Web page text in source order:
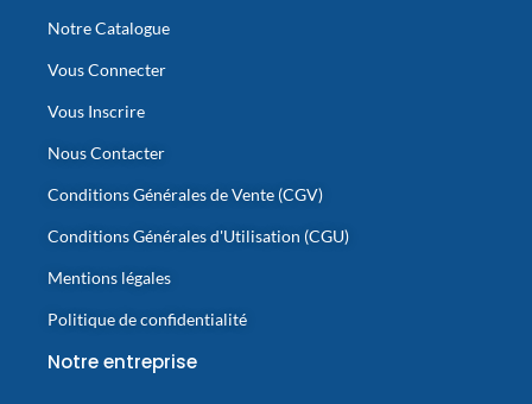
Notre Catalogue
Vous Connecter
Vous Inscrire
Nous Contacter
Conditions Générales de Vente (CGV)
Conditions Générales d'Utilisation (CGU)
Mentions légales
Politique de confidentialité
Notre entreprise